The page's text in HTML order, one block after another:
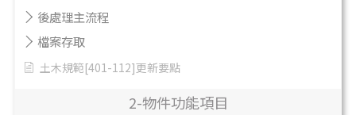
後處理主流程
檔案存取
土木規範[401-112]更新要點
2-物件功能項目